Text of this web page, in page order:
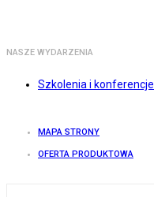
NASZE WYDARZENIA
Szkolenia i konferencje
MAPA STRONY
OFERTA PRODUKTOWA